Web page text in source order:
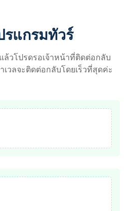
รแกรมทัวร์
วโปรดรอเจ้าหน้าที่ติดต่อกลับ
วลจะติดต่อกลับโดยเร็วที่สุดค่ะ